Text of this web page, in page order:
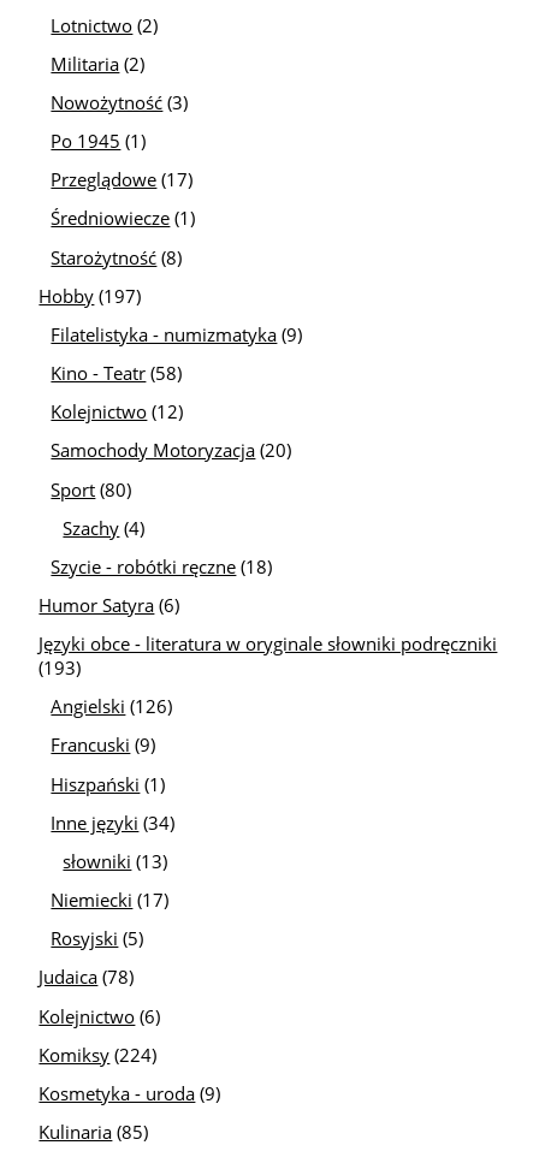
Lotnictwo (2)
Militaria (2)
Nowożytność (3)
Po 1945 (1)
Przeglądowe (17)
Średniowiecze (1)
Starożytność (8)
Hobby (197)
Filatelistyka - numizmatyka (9)
Kino - Teatr (58)
Kolejnictwo (12)
Samochody Motoryzacja (20)
Sport (80)
Szachy (4)
Szycie - robótki ręczne (18)
Humor Satyra (6)
Języki obce - literatura w oryginale słowniki podręczniki
(193)
Angielski (126)
Francuski (9)
Hiszpański (1)
Inne języki (34)
słowniki (13)
Niemiecki (17)
Rosyjski (5)
Judaica (78)
Kolejnictwo (6)
Komiksy (224)
Kosmetyka - uroda (9)
Kulinaria (85)